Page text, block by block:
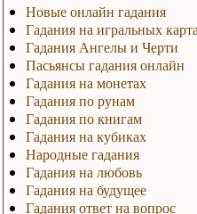
Новые онлайн гадания
Гадания на игральных
Гадания Ангелы и Черти
Пасьянсы гадания онлайн
Гадания на монетах
Гадания по рунам
Гадания по книгам
Гадания на кубиках
Народные гадания
Гадания на любовь
Гадания на будущее
Гадания ответ на вопрос